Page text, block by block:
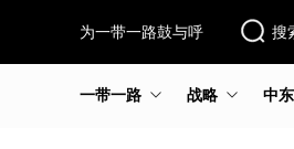
为一带一路鼓与呼 搜
一带一路 战略 中东